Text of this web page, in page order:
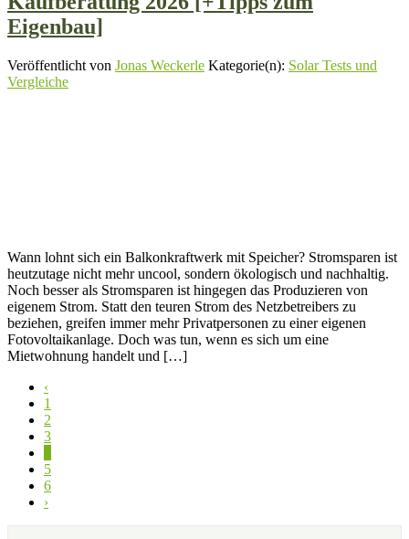
Eigenbau]
Veröffentlicht von Jonas Weckerle Kategorie(n): Solar Tests und
Vergleiche
Wann lohnt sich ein Balkonkraftwerk mit Speicher? Stromsparen ist
heutzutage nicht mehr uncool, sondern ökologisch und nachhaltig.
Noch besser als Stromsparen ist hingegen das Produzieren von
eigenem Strom. Statt den teuren Strom des Netzbetreibers zu
beziehen, greifen immer mehr Privatpersonen zu einer eigenen
Fotovoltaikanlage. Doch was tun, wenn es sich um eine
Mietwohnung handelt und […]
‹
1
2
3
5
6
›